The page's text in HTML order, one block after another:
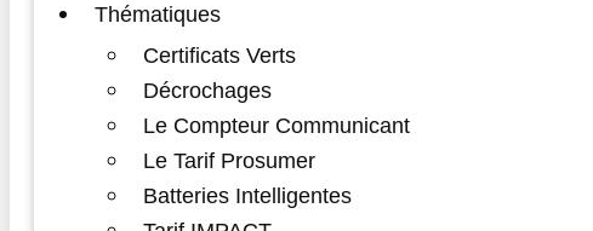
Thématiques
Certificats Verts
Décrochages
Le Compteur Communicant
Le Tarif Prosumer
Batteries Intelligentes